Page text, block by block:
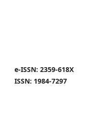
e-ISSN: 2359-618X
ISSN: 1984-7297